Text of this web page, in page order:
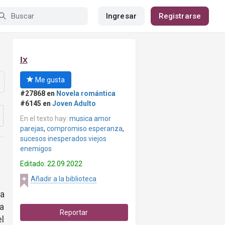
Ingresar Registrarse
Ix
Me gusta
#27868 en Novela romántica
#6145 en Joven Adulto
En el texto hay: musica amor
parejas, compromiso esperanza,
sucesos inesperados viejos
enemigos
Editado: 22.09.2022
Añadir a la biblioteca
Reportar